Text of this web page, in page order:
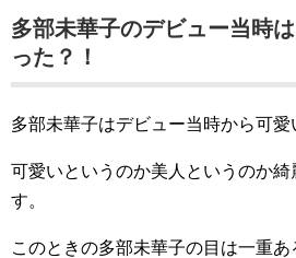
多部未華子のデビュー当時
った？！
多部未華子はデビュー当時から可愛
可愛いというのか美人というのか綺
す。
このときの多部未華子の目は一重